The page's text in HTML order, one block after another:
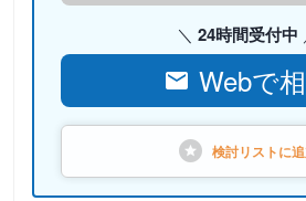
24時間受付中
Webで
検討リストに